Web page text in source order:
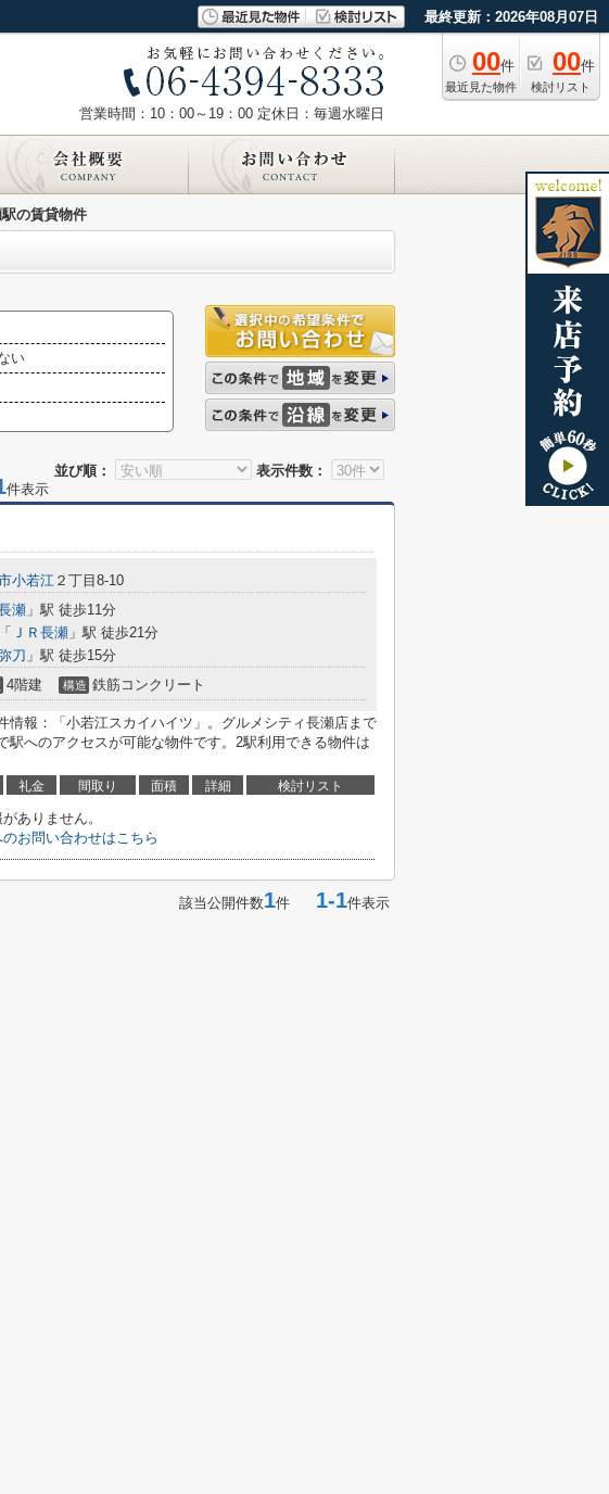
最終更新：2026年08月07日
00件
最近見た物件
00件
検討リスト
営業時間：10：00～19：00 定休日：毎週水曜日
駅の賃貸物件
い
並び順： 表示件数：
件表示
小若江 ２丁目8-10
瀬 」駅 徒歩11分
「 ＪＲ長瀬 」駅 徒歩21分
刀 」駅 徒歩15分
4階建 構造 鉄筋コンクリート
情報：「小若江スカイハイツ」。グルメシティ長瀬店まで
駅へのアクセスが可能な物件です。2駅利用できる物件は
礼金 間取り 面積 詳細 検討リスト
ありません。
お問い合わせはこちら
該当公開件数1件 1-1件表示